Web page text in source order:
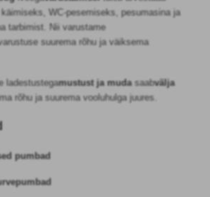
WC-pesemiseks, pesumasina ja
tarbimist. Nii varustame
suurema rõhu ja väiksema
ladestustegamustust ja mudasaabvälja
rõhu ja suurema vooluhulga juures.
pumbad